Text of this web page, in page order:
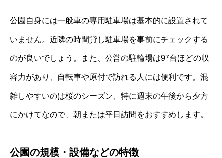
公園自身には一般車の専用駐車場は基本的に設置されて
いません。近隣の時間貸し駐車場を事前にチェックする
のが良いでしょう。また、公営の駐輪場は97台ほどの収
容力があり、自転車や原付で訪れる人には便利です。混
雑しやすいのは桜のシーズン、特に週末の午後から夕方
にかけてなので、朝または平日訪問をおすすめします。
公園の規模・設備などの特徴